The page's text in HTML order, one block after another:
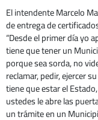
El intendente Marcelo
de entrega de
“Desde el primer día yo
tiene que tener un
porque sea sorda, no
reclamar, pedir, ejercer
tiene que estar el
ustedes le abre las
un trámite en un